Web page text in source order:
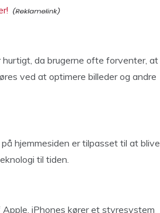
da brugerne ofte forventer, at
ved at optimere billeder og andre
hjemmesiden er tilpasset til at blive
til tiden.
Apple. iPhones kører et styresystem